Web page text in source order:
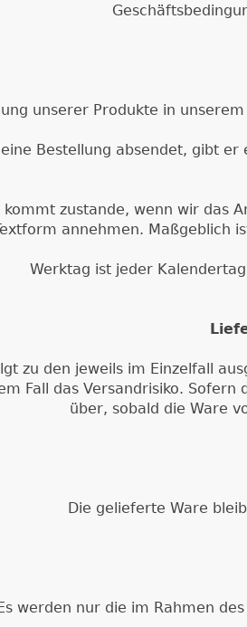
unserer Produkte in
Bestellung absendet, gibt
zustande, wenn wir das
annehmen. Maßgeblich
Werktag ist jeder
zu den jeweils im Einzelfall
Fall das Versandrisiko.
über, sobald die Ware
Die gelieferte Ware
werden nur die im Rahmen